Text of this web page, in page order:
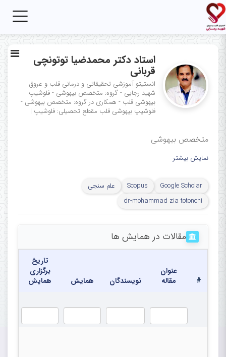
استاد دکتر محمدضیا توتونچی
قربانی
انستیتو آموزشی تحقیقاتی و درمانی قلب و عروق
شهید رجایی - گروه: متخصص بیهوشی - فلوشیپ
بیهوشی قلب - همکاری در گروه: متخصص بیهوشی -
فلوشیپ بیهوشی قلب مقطع تحصیلی: فلوشیپ |
متخصص بیهوشی
نمایش بیشتر
Google Scholar
Scopus
علم سنجی
dr-mohammad zia totonchi
مقالات در همایش ها
#
عنوان
مقاله
نویسندگان همایش
تاریخ
برگزاری
همایش